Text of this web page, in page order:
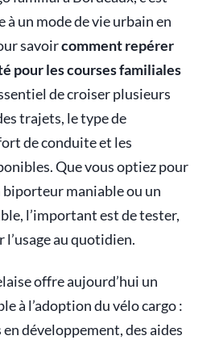
un mode de vie urbain en
savoircomment repérer
pour les courses familiales
de croiser plusieurs
trajets, le type de
de conduite et les
Que vous optiez pour
maniable ou un
l’important est de tester,
au quotidien.
offre aujourd’hui un
à l’adoption du vélo cargo :
développement, des aides